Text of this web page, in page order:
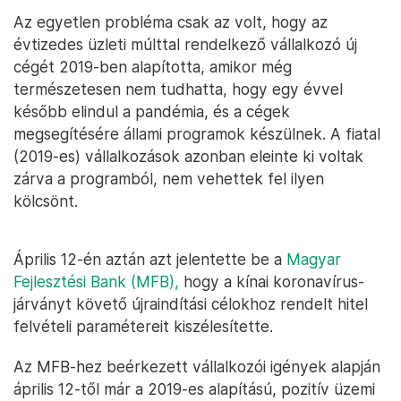
Az egyetlen probléma csak az volt, hogy az
évtizedes üzleti múlttal rendelkező vállalkozó új
cégét 2019-ben alapította, amikor még
természetesen nem tudhatta, hogy egy évvel
később elindul a pandémia, és a cégek
megsegítésére állami programok készülnek. A fiatal
(2019-es) vállalkozások azonban eleinte ki voltak
zárva a programból, nem vehettek fel ilyen
kölcsönt.
Április 12-én aztán azt jelentette be a Magyar
Fejlesztési Bank (MFB), hogy a kínai koronavírus-
járványt követő újraindítási célokhoz rendelt hitel
felvételi paramétereit kiszélesítette.
Az MFB-hez beérkezett vállalkozói igények alapján
április 12-től már a 2019-es alapítású, pozitív üzemi